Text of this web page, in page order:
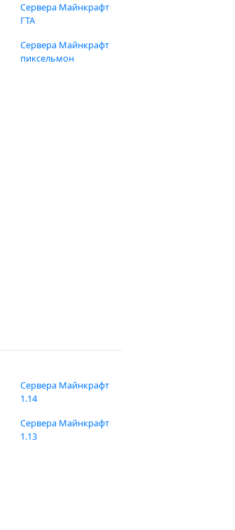
Сервера Майнкрафт
ГТА
Сервера Майнкрафт
пиксельмон
Сервера Майнкрафт
1.14
Сервера Майнкрафт
1.13